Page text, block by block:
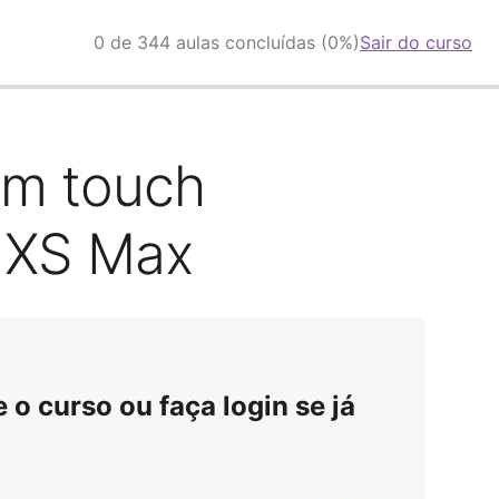
0 de 344 aulas concluídas (0%)Sair do curso
touch
Max
o curso ou faça login se já